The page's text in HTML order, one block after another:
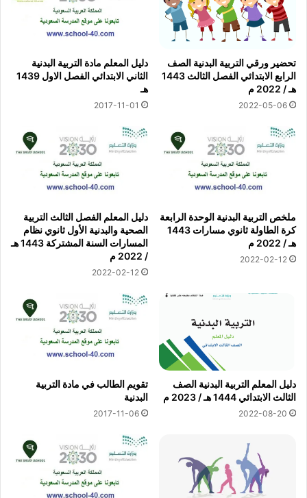
تحضير ورقي التربية البدنية الصف
الرابع الابتدائي الفصل الثالث 1443
هـ / 2022 م
2022-05-06
دليل المعلم مادة التربية البدنية
الثاني الابتدائي الفصل الاول 1439
هـ
2017-11-01
ملخص التربية البدنية الوحدة الرابعة
كرة الطاولة ثانوي مسارات 1443
هـ / 2022 م
2022-02-12
دليل المعلم الفصل الثالث التربية
الصحية والبدنية الأول ثانوي نظام
المسارات السنة المشتركة 1443 هـ
/ 2022 م
2022-02-12
دليل المعلم التربية البدنية الصف
الثالث الابتدائي 1444 هـ / 2023 م
2022-08-20
تقويم الطالب في مادة التربية
البدنية
2017-11-06